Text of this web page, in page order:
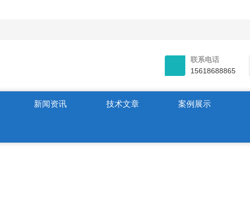
联系电话
15618688865
新闻资讯 技术文章 案例展示